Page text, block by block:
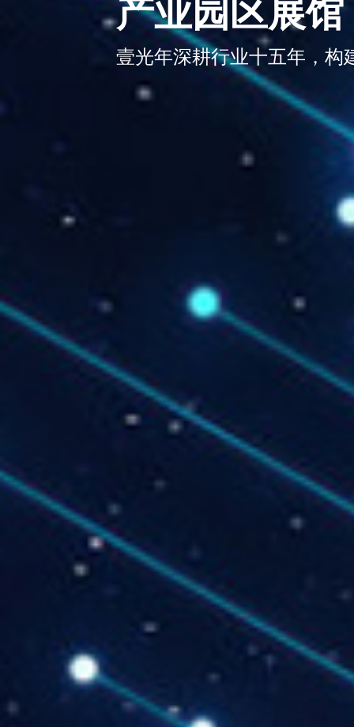
产业园区展馆
壹光年深耕行业十五年，构